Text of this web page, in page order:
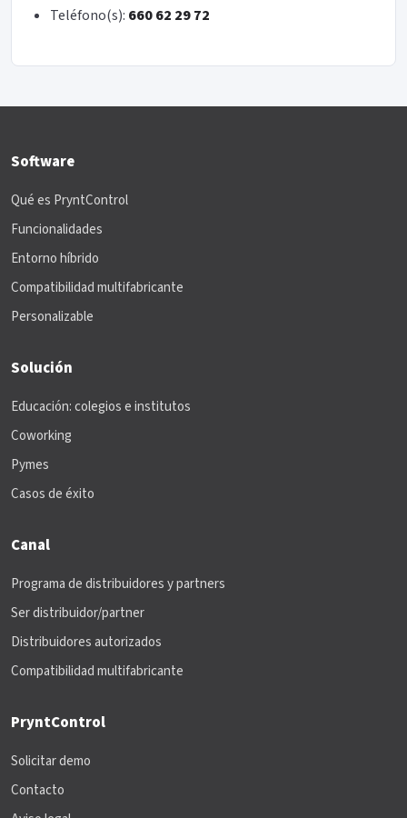
Teléfono(s): 660 62 29 72
Software
Qué es PryntControl
Funcionalidades
Entorno híbrido
Compatibilidad multifabricante
Personalizable
Solución
Educación: colegios e institutos
Coworking
Pymes
Casos de éxito
Canal
Programa de distribuidores y partners
Ser distribuidor/partner
Distribuidores autorizados
Compatibilidad multifabricante
PryntControl
Solicitar demo
Contacto